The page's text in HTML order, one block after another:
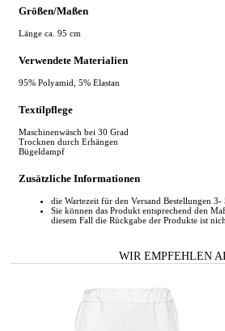
Größen/Maßen
Länge ca. 95 cm
Verwendete Materialien
95% Polyamid, 5% Elastan
Textilpflege
Maschinenwäsch bei 30 Grad
Trocknen durch Erhängen
Bügeldampf
Zusätzliche Informationen
die Wartezeit für den Versand Bestellungen 3-
Sie können das Produkt entsprechend den
diesem Fall die Rückgabe der Produkte ist
WIR EMPFEHLEN